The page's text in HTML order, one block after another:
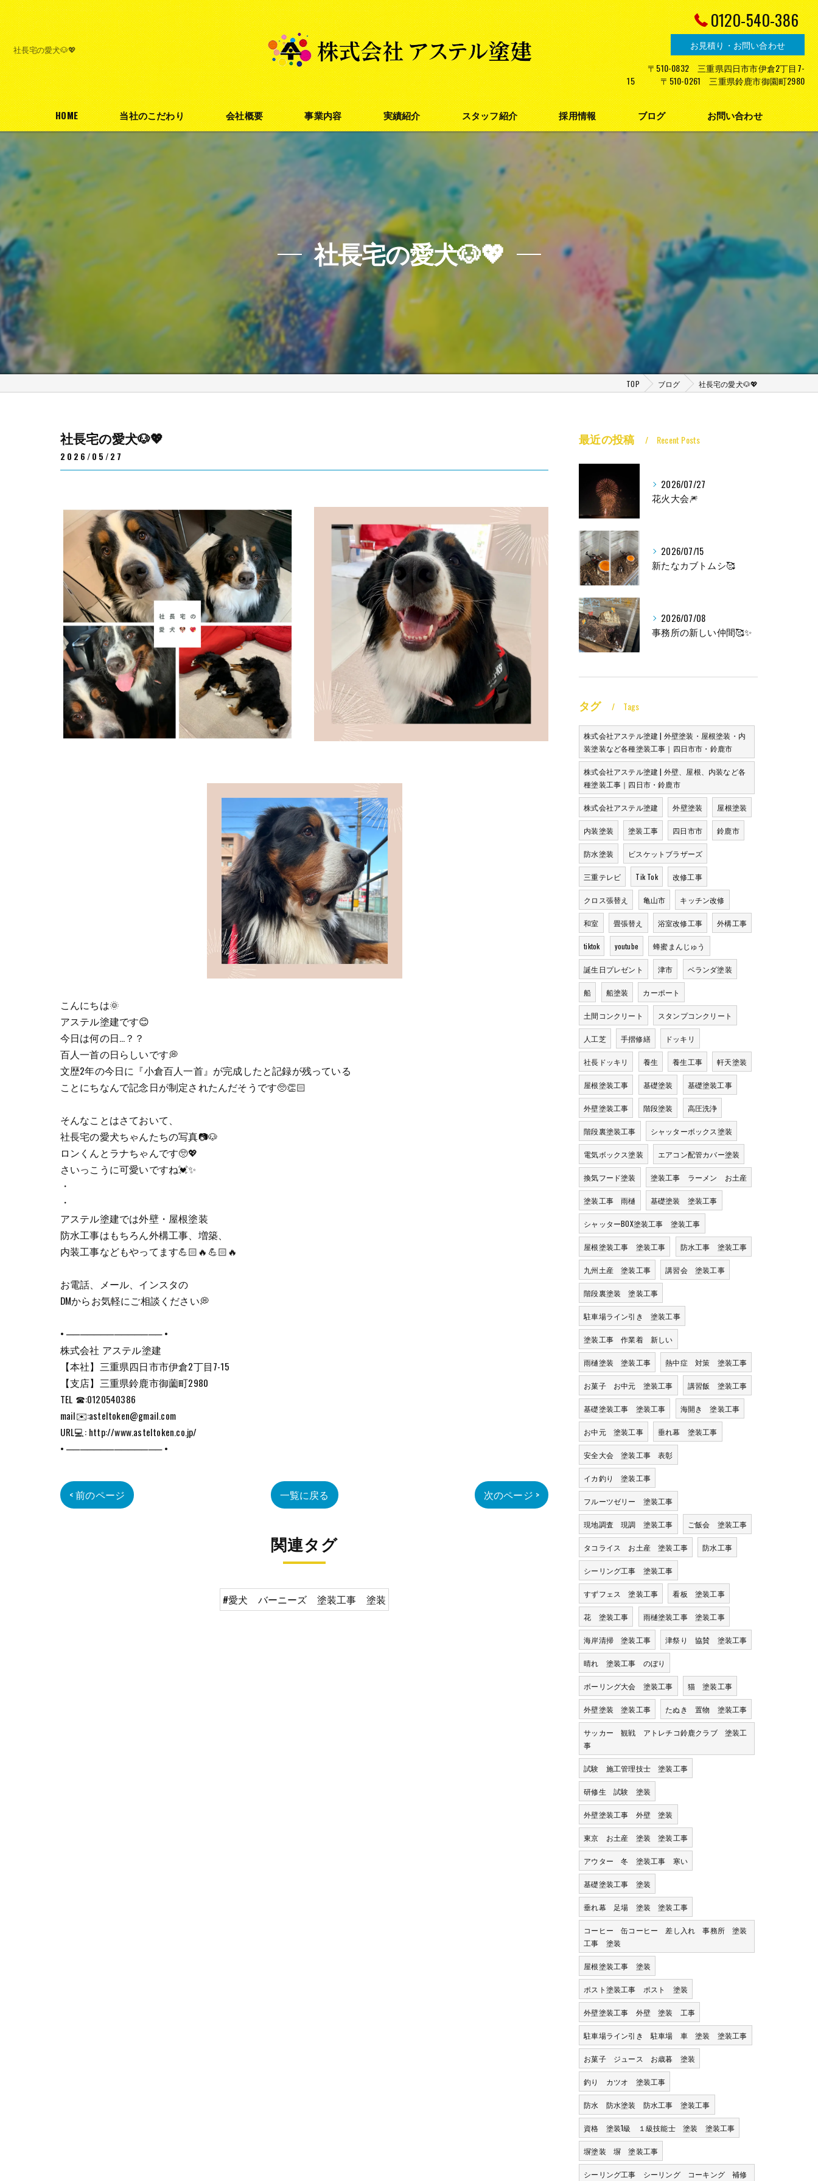
社長宅の愛犬🐶💖
0120-540-386
お見積り・お問い合わせ
〒510-0832 三重県四日市市伊倉2丁目7-
15 〒510-0261 三重県鈴鹿市御園町2980
HOME 当社のこだわり 会社概要 事業内容
外壁塗装
屋根塗装
防水塗装
実績紹介 スタッフ紹介 採用情報 ブログ お問い合わせ
プライバシーポリシー
社長宅の愛犬🐶💖
TOP ブログ 社長宅の愛犬🐶💖
社長宅の愛犬🐶💖
2026/05/27
こんにちは🌞
アステル塗建です😊
今日は何の日…？？
百人一首の日らしいです💭
文歴2年の今日に『小倉百人一首』が完成したと記録が残っている
ことにちなんで記念日が制定されたんだそうです🥺👏🏻
そんなことはさておいて、
社長宅の愛犬ちゃんたちの写真📷🐶
ロンくんとラナちゃんです🥺💖
さいっこうに可愛いですね💓✨
・
・
アステル塗建では外壁・屋根塗装
防水工事はもちろん外構工事、増築、
内装工事などもやってます💪🏻🔥💪🏻🔥
お電話、メール、インスタの
DMからお気軽にご相談ください💭
• ────────────── •
株式会社 アステル塗建
【本社】三重県四日市市伊倉2丁目7-15
【支店】三重県鈴鹿市御薗町2980
TEL ☎:0120540386
mail✉️:asteltoken@gmail.com
URL💻: http://www.asteltoken.co.jp/
• ────────────── •
< 前のページ 一覧に戻る 次のページ >
関連タグ
#愛犬 バーニーズ 塗装工事 塗装
最近の投稿 Recent Posts
2026/07/27
花火大会🎆
2026/07/15
新たなカブトムシ🥰
2026/07/08
事務所の新しい仲間🥰✨
タグ Tags
株式会社アステル塗建 | 外壁塗装・屋根塗装・内
装塗装など各種塗装工事｜四日市市・鈴鹿市
株式会社アステル塗建 | 外壁、屋根、内装など各
種塗装工事｜四日市・鈴鹿市
株式会社アステル塗建 外壁塗装 屋根塗装
内装塗装 塗装工事 四日市市 鈴鹿市
防水塗装 ビスケットブラザーズ
三重テレビ Tik Tok 改修工事
クロス張替え 亀山市 キッチン改修
和室 畳張替え 浴室改修工事 外構工事
tiktok youtube 蜂蜜まんじゅう
誕生日プレゼント 津市 ベランダ塗装
船 船塗装 カーポート
土間コンクリート スタンプコンクリート
人工芝 手摺修繕 ドッキリ
社長ドッキリ 養生 養生工事 軒天塗装
屋根塗装工事 基礎塗装 基礎塗装工事
外壁塗装工事 階段塗装 高圧洗浄
階段裏塗装工事 シャッターボックス塗装
電気ボックス塗装 エアコン配管カバー塗装
換気フード塗装 塗装工事 ラーメン お土産
塗装工事 雨樋 基礎塗装 塗装工事
シャッターBOX塗装工事 塗装工事
屋根塗装工事 塗装工事 防水工事 塗装工事
九州土産 塗装工事 講習会 塗装工事
階段裏塗装 塗装工事
駐車場ライン引き 塗装工事
塗装工事 作業着 新しい
雨樋塗装 塗装工事 熱中症 対策 塗装工事
お菓子 お中元 塗装工事 講習飯 塗装工事
基礎塗装工事 塗装工事 海開き 塗装工事
お中元 塗装工事 垂れ幕 塗装工事
安全大会 塗装工事 表彰
イカ釣り 塗装工事
フルーツゼリー 塗装工事
現地調査 現調 塗装工事 ご飯会 塗装工事
タコライス お土産 塗装工事 防水工事
シーリング工事 塗装工事
すずフェス 塗装工事 看板 塗装工事
花 塗装工事 雨樋塗装工事 塗装工事
海岸清掃 塗装工事 津祭り 協賛 塗装工事
晴れ 塗装工事 のぼり
ボーリング大会 塗装工事 猫 塗装工事
外壁塗装 塗装工事 たぬき 置物 塗装工事
サッカー 観戦 アトレチコ鈴鹿クラブ 塗装工
事
試験 施工管理技士 塗装工事
研修生 試験 塗装
外壁塗装工事 外壁 塗装
東京 お土産 塗装 塗装工事
アウター 冬 塗装工事 寒い
基礎塗装工事 塗装
垂れ幕 足場 塗装 塗装工事
コーヒー 缶コーヒー 差し入れ 事務所 塗装
工事 塗装
屋根塗装工事 塗装
ポスト塗装工事 ポスト 塗装
外壁塗装工事 外壁 塗装 工事
駐車場ライン引き 駐車場 車 塗装 塗装工事
お菓子 ジュース お歳暮 塗装
釣り カツオ 塗装工事
防水 防水塗装 防水工事 塗装工事
資格 塗装1級 １級技能士 塗装 塗装工事
塀塗装 塀 塗装工事
シーリング工事 シーリング コーキング 補修